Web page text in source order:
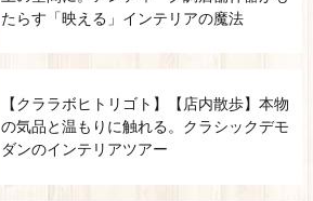
たらす「映える」インテリアの魔法
【クララボヒトリゴト】【店内散歩】本物
の気品と温もりに触れる。クラシックデモ
ダンのインテリアツアー